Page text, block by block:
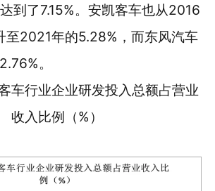
到了7.15%。安凯客车也从2016
至2021年的5.28%，而东风汽车
。
车行业企业研发投入总额占营业
收入比例（%）